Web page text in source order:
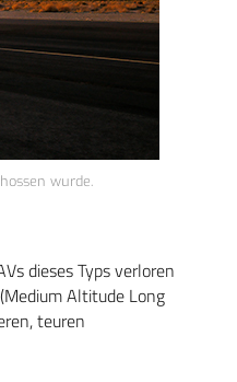
wurde.
dieses Typs verloren
Altitude Long
teuren